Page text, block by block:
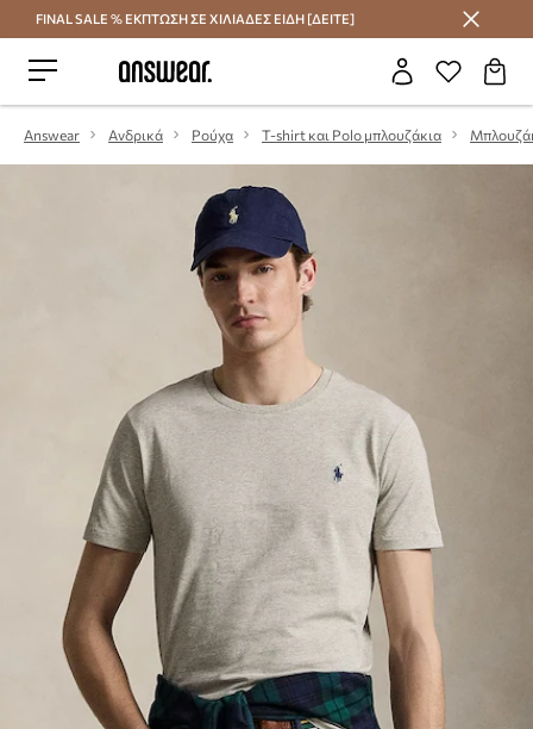
Εξοικονομήστε με το Answear Club
FINAL SALE % ΕΚΠΤΩΣΗ ΣΕ ΧΙΛΙΑΔΕΣ ΕΙΔΗ [ΔΕΙΤΕ]
Answear Ανδρικά Ρούχα T-shirt και Polo μπλουζάκια